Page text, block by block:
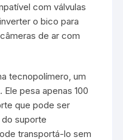
com válvulas
o bico para
de ar com
tecnopolímero, um
pesa apenas 100
que pode ser
suporte
transportá-lo sem